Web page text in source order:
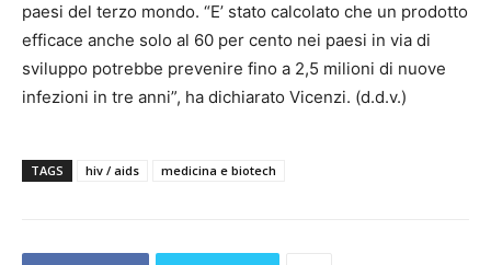
paesi del terzo mondo. “E’ stato calcolato che un prodotto
efficace anche solo al 60 per cento nei paesi in via di
sviluppo potrebbe prevenire fino a 2,5 milioni di nuove
infezioni in tre anni”, ha dichiarato Vicenzi. (d.d.v.)
TAGS hiv / aids medicina e biotech